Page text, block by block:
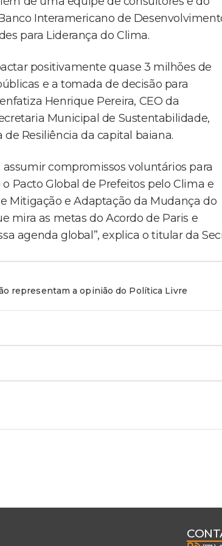
Interamericano de
para Liderança do Clima.
positivamente quase 3 milhões de
e a tomada de decisão para
Henrique Pereira, CEO da
Municipal de Sustentabilidade,
Resiliência da capital baiana.
compromissos voluntários para
Pacto Global de Prefeitos pelo Clima e
Mitigação e Adaptação da Mudança do
mira as metas do Acordo de Paris e
agenda global”, explica o titular da
representam a opinião do Política Livre